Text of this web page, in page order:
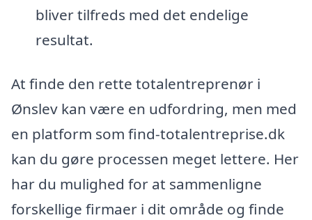
bliver tilfreds med det endelige
resultat.
At finde den rette totalentreprenør i
Ønslev kan være en udfordring, men med
en platform som find-totalentreprise.dk
kan du gøre processen meget lettere. Her
har du mulighed for at sammenligne
forskellige firmaer i dit område og finde